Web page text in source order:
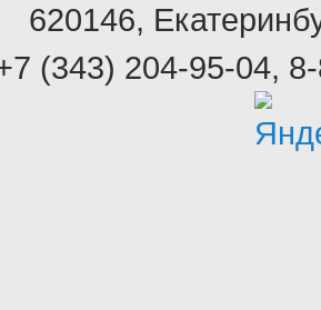
620146,
(343) 204-95-04,